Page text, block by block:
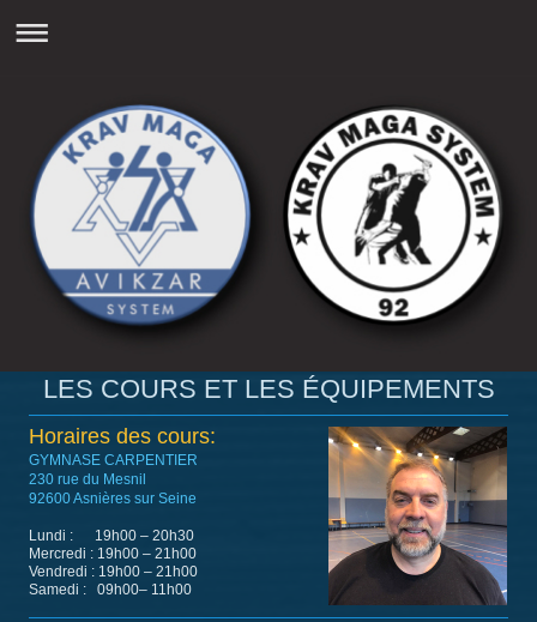
LES COURS ET LES ÉQUIPEMENTS
Horaires des cours:
GYMNASE CARPENTIER
230 rue du Mesnil
92600 Asnières sur Seine
Lundi : 19h00 – 20h30
Mercredi : 19h00 – 21h00
Vendredi : 19h00 – 21h00
Samedi : 09h00– 11h00